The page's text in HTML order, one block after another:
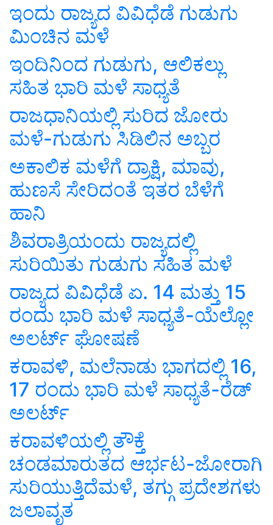
ಇಂದು ರಾಜ್ಯದ ವಿವಿಧೆಡೆ ಗುಡುಗು
ಮಿಂಚಿನ ಮಳೆ
ಇಂದಿನಿಂದ ಗುಡುಗು, ಆಲಿಕಲ್ಲು
ಸಹಿತ ಭಾರಿ ಮಳೆ ಸಾಧ್ಯತೆ
ರಾಜಧಾನಿಯಲ್ಲಿ ಸುರಿದ ಜೋರು
ಮಳೆ-ಗುಡುಗು ಸಿಡಿಲಿನ ಅಬ್ಬರ
ಅಕಾಲಿಕ ಮಳೆಗೆ ದ್ರಾಕ್ಷಿ, ಮಾವು,
ಹುಣಸೆ ಸೇರಿದಂತೆ ಇತರ ಬೆಳೆಗೆ
ಹಾನಿ
ಶಿವರಾತ್ರಿಯಂದು ರಾಜ್ಯದಲ್ಲಿ
ಸುರಿಯಿತು ಗುಡುಗು ಸಹಿತ ಮಳೆ
ರಾಜ್ಯದ ವಿವಿಧೆಡೆ ಏ. 14 ಮತ್ತು 15
ರಂದು ಭಾರಿ ಮಳೆ ಸಾಧ್ಯತೆ-ಯೆಲ್ಲೋ
ಅಲರ್ಟ್ ಘೋಷಣೆ
ಕರಾವಳಿ, ಮಲೆನಾಡು ಭಾಗದಲ್ಲಿ 16,
17 ರಂದು ಭಾರಿ ಮಳೆ ಸಾಧ್ಯತೆ-ರೆಡ್
ಅಲರ್ಟ್
ಕರಾವಳಿಯಲ್ಲಿ ತೌಕ್ತೆ
ಚಂಡಮಾರುತದ ಆರ್ಭಟ-ಜೋರಾಗಿ
ಸುರಿಯುತ್ತಿದೆಮಳೆ, ತಗ್ಗು ಪ್ರದೇಶಗಳು
ಜಲಾವೃತ